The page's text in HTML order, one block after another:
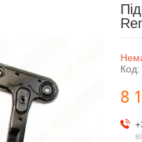
Код:
8